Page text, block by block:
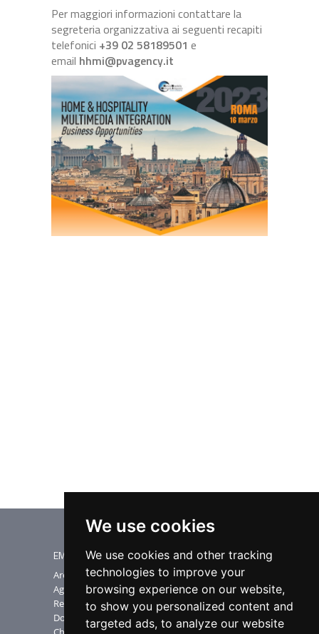
We use cookies
We use cookies and other tracking
technologies to improve your
browsing experience on our website,
to show you personalized content and
targeted ads, to analyze our website
Per maggiori informazioni contattare la
segreteria organizzativa ai seguenti recapiti
telefonici +39 02 58189501 e
email hhmi@pvagency.it
EMME ESSE SPA
Area download
Aggiornamenti software
Registra la matricola
Domande Frequenti
PRODOTTI
Antenne
Amplificatori TV
Satellite
Accessori